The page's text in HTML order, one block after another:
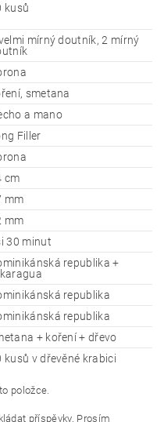
kusů
mírný doutník, 2 mírný
smetana
a mano
Filler
cm
mm
mm
30 minut
republika +
republika
republika
+ koření + dřevo
kusů v dřevěné krabici
položce.
příspěvky. Prosím